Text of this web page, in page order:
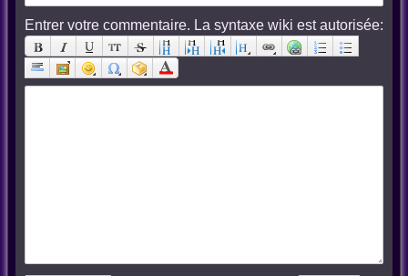
Entrer votre commentaire. La syntaxe wiki est autorisée: